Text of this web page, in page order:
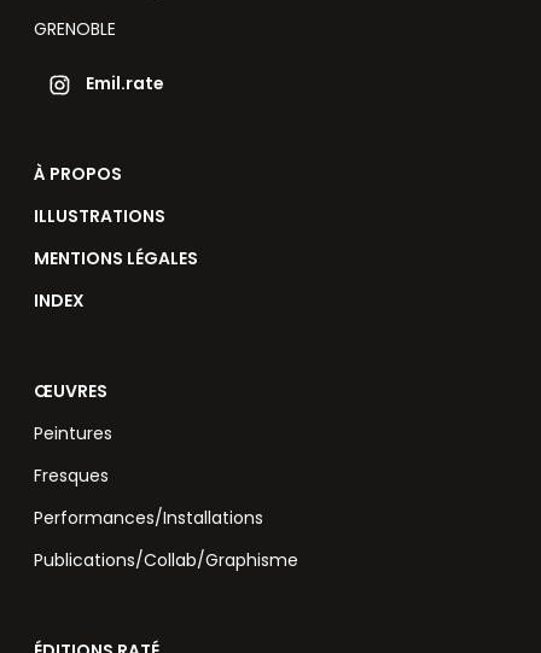
GRENOBLE
Emil.rate
À PROPOS
ILLUSTRATIONS
MENTIONS LÉGALES
INDEX
ŒUVRES
Peintures
Fresques
Performances/Installations
Publications/Collab/Graphisme